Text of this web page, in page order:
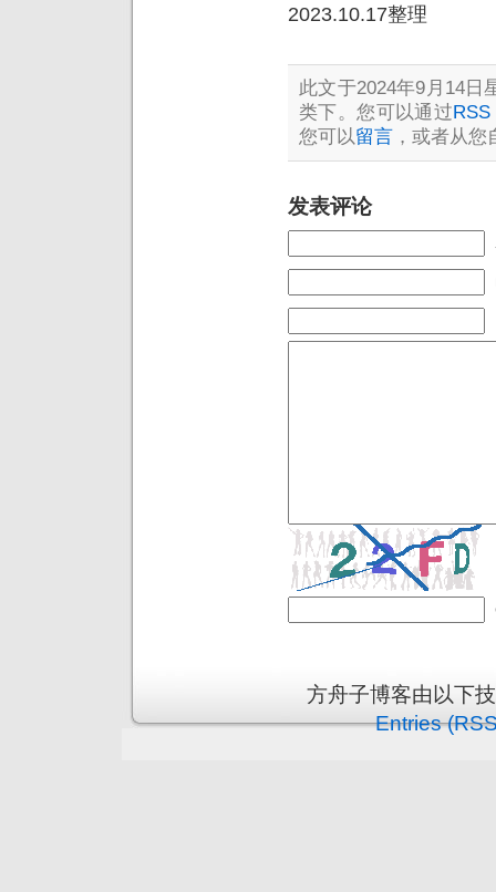
2023.10.17整理
此文于2024年9月14日
类下。您可以通过RSS
您可以留言 ，或者从
发表评论
方舟子博客由以下
Entries